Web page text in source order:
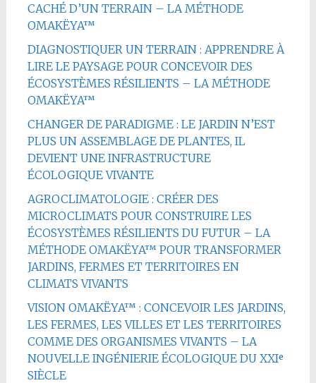
CACHÉ D’UN TERRAIN – LA MÉTHODE
OMAKËYA™
DIAGNOSTIQUER UN TERRAIN : APPRENDRE À
LIRE LE PAYSAGE POUR CONCEVOIR DES
ÉCOSYSTÈMES RÉSILIENTS – LA MÉTHODE
OMAKËYA™
CHANGER DE PARADIGME : LE JARDIN N’EST
PLUS UN ASSEMBLAGE DE PLANTES, IL
DEVIENT UNE INFRASTRUCTURE
ÉCOLOGIQUE VIVANTE
AGROCLIMATOLOGIE : CRÉER DES
MICROCLIMATS POUR CONSTRUIRE LES
ÉCOSYSTÈMES RÉSILIENTS DU FUTUR – LA
MÉTHODE OMAKËYA™ POUR TRANSFORMER
JARDINS, FERMES ET TERRITOIRES EN
CLIMATS VIVANTS
VISION OMAKËYA™ : CONCEVOIR LES JARDINS,
LES FERMES, LES VILLES ET LES TERRITOIRES
COMME DES ORGANISMES VIVANTS – LA
NOUVELLE INGÉNIERIE ÉCOLOGIQUE DU XXIᵉ
SIÈCLE